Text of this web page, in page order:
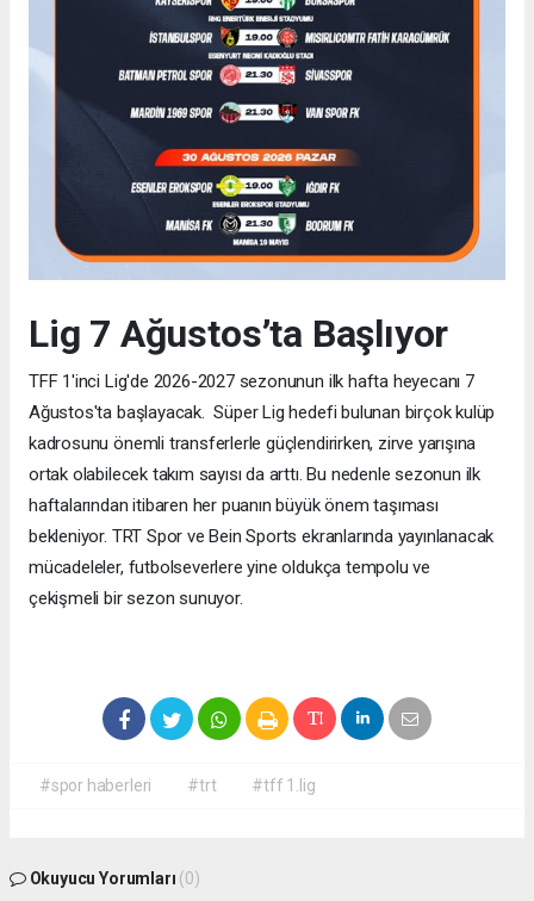
Lig 7 Ağustos’ta Başlıyor
TFF 1'inci Lig'de 2026-2027 sezonunun ilk hafta heyecanı 7
Ağustos'ta başlayacak. Süper Lig hedefi bulunan birçok kulüp
kadrosunu önemli transferlerle güçlendirirken, zirve yarışına
ortak olabilecek takım sayısı da arttı. Bu nedenle sezonun ilk
haftalarından itibaren her puanın büyük önem taşıması
bekleniyor. TRT Spor ve Bein Sports ekranlarında yayınlanacak
mücadeleler, futbolseverlere yine oldukça tempolu ve
çekişmeli bir sezon sunuyor.
#spor haberleri #trt #tff 1.lig
Okuyucu Yorumları (0)